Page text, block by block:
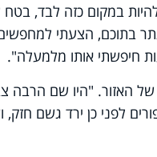
במקום כזה לבד,
בתוכם, הצעתי
חיפשתי אותו מלמעלה".
האזור. "היו שם הרבה
לפני כן ירד גשם חזק,